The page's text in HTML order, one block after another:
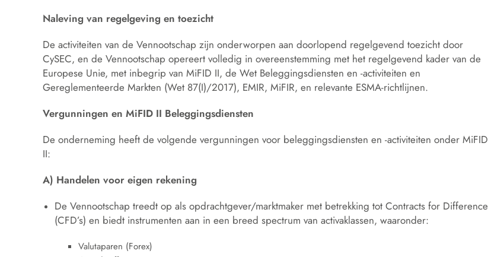
Naleving van regelgeving en toezicht
De activiteiten van de Vennootschap zijn onderworpen aan doorlopend regelgevend toezicht door
CySEC, en de Vennootschap opereert volledig in overeenstemming met het regelgevend kader van de
Europese Unie, met inbegrip van MiFID II, de Wet Beleggingsdiensten en -activiteiten en
Gereglementeerde Markten (Wet 87(I)/2017), EMIR, MiFIR, en relevante ESMA-richtlijnen.
Vergunningen en MiFID II Beleggingsdiensten
De onderneming heeft de volgende vergunningen voor beleggingsdiensten en -activiteiten onder MiFID
II:
A) Handelen voor eigen rekening
De Vennootschap treedt op als opdrachtgever/marktmaker met betrekking tot Contracts for Difference
(CFD’s) en biedt instrumenten aan in een breed spectrum van activaklassen, waaronder:
Valutaparen (Forex)